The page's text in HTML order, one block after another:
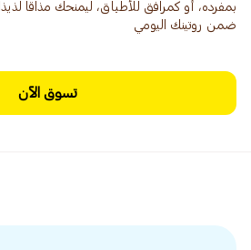
بمفرده، أو كمرافق للأطباق، ليمنحك مذاقاً
ضمن روتينك اليومي
تسوق الآن